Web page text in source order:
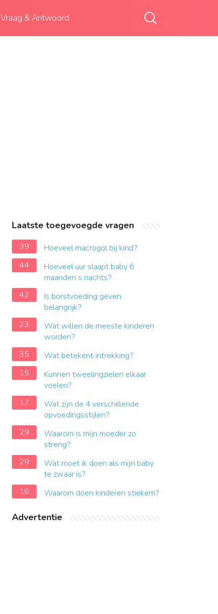
Vraag & Antwoord
Laatste toegevoegde vragen
39
Hoeveel macrogol bij kind?
44
Hoeveel uur slaapt baby 6
maanden s nachts?
42
Is borstvoeding geven
belangrijk?
23
Wat willen de meeste kinderen
worden?
35
Wat betekent intrekking?
15
Kunnen tweelingzielen elkaar
voelen?
17
Wat zijn de 4 verschillende
opvoedingsstijlen?
29
Waarom is mijn moeder zo
streng?
29
Wat moet ik doen als mijn baby
te zwaar is?
16
Waarom doen kinderen stiekem?
Advertentie